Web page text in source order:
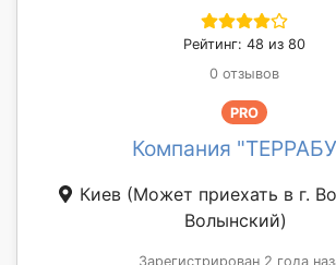
Рейтинг: 48 из 80
0 отзывов
PRO
Компания
Киев (Может приехать в г.
Волынский)
Зарегистрирован 2 года